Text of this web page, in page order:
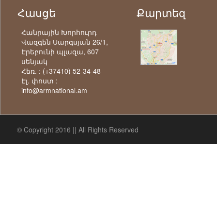
Հասցե
Հանրային Խորհուրդ
Վազգեն Սարգսյան 26/1,
Էրեբունի պլազա, 607
սենյակ
Հեռ. : (+37410) 52-34-48
Էլ. փոստ :
info@armnational.am
Քարտեզ
© Copyright 2016 || All Rights Reserved